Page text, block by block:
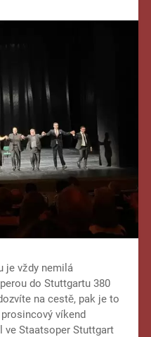
je vždy nemilá
do Stuttgartu 380
na cestě, pak je to
víkend
ve Staatsoper Stuttgart